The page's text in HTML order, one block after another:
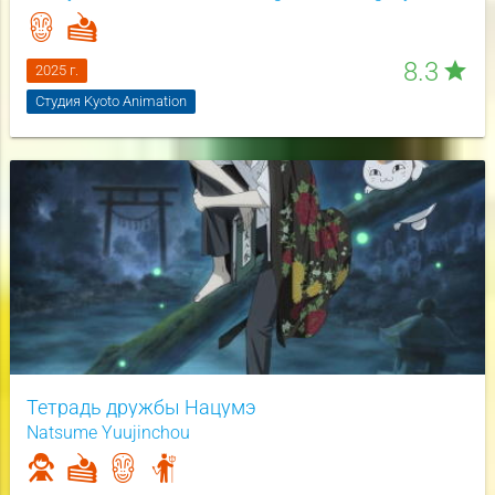
8.3 star
2025 г.
Студия Kyoto Animation
Тетрадь дружбы Нацумэ
Natsume Yuujinchou